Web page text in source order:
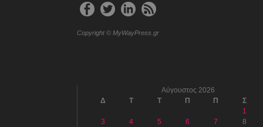
Copyright © MyWayPress.gr
Αύγουστος 2026
Δ
Τ Τ Π Π
Σ
1
3
4 5 6 7
8